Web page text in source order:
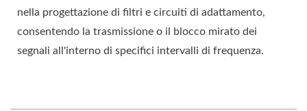
nella progettazione di filtri e circuiti di adattamento,
consentendo la trasmissione o il blocco mirato dei
segnali all'interno di specifici intervalli di frequenza.